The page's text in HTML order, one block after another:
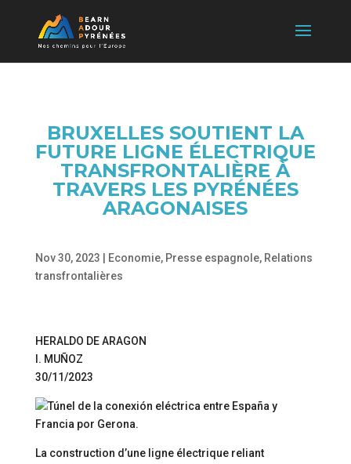
BRUXELLES SOUTIENT LA
FUTURE LIGNE ÉLECTRIQUE
TRANSFRONTALIÈRE À
TRAVERS LES PYRÉNÉES
ARAGONAISES
Nov 30, 2023 Economie, Presse espagnole, Relations
transfrontalières
HERALDO DE ARAGON
I. MUÑOZ
30/11/2023
La construction d’une ligne électrique reliant